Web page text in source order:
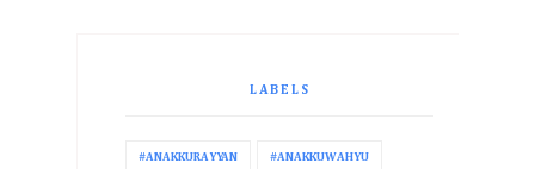
LABELS
#ANAKKURAYYAN #ANAKKUWAHYU